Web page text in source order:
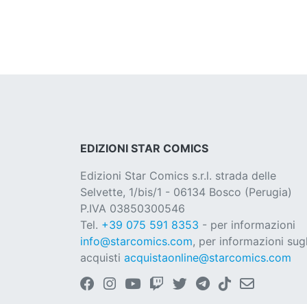
EDIZIONI STAR COMICS
Edizioni Star Comics s.r.l. strada delle
Selvette, 1/bis/1 - 06134 Bosco (Perugia)
P.IVA 03850300546
Tel. +39 075 591 8353 - per informazioni
info@starcomics.com, per informazioni
acquisti acquistaonline@starcomics.com